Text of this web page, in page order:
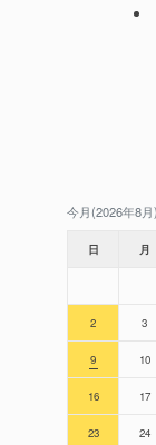
今月(2026年8月)
日 月
2 3
9 10
16 17
23 24